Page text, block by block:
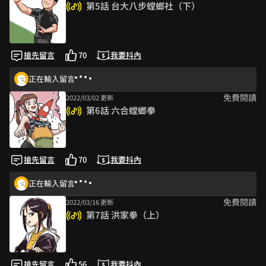
第5話 台大八步螳螂社（下）
搶先留言 70 我要抖內
正在輸入留言
2022/03/02 更新 免費閱讀
第6話 六合螳螂拳
搶先留言 70 我要抖內
正在輸入留言
2022/03/16 更新 免費閱讀
第7話 洪家拳（上）